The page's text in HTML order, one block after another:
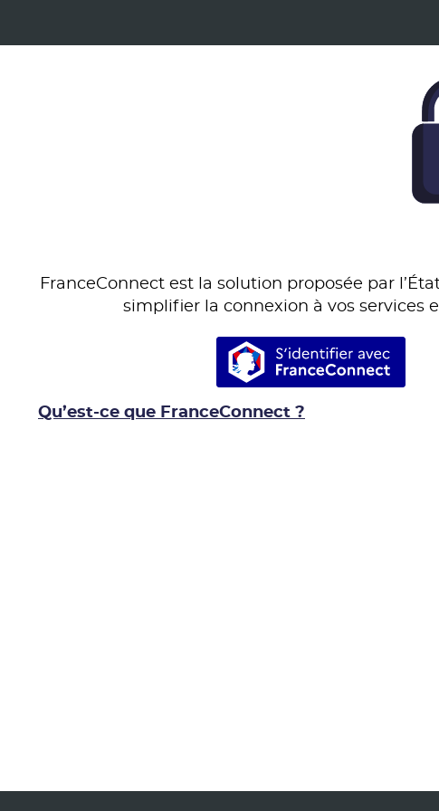
FranceConnect est la solution proposée par
simplifier la connexion à vos services
S’identifier
Qu’est-ce que FranceConnect ?